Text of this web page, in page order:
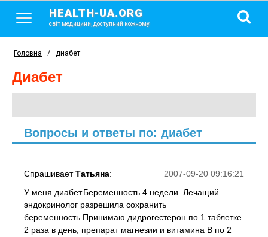
HEALTH-UA.ORG
світ медицини, доступний кожному
Головна / диабет
диабет
Вопросы и ответы по: диабет
2007-09-20 09:16:21
СпрашиваетТатьяна:
У меня диабет.Беременность 4 недели. Лечащий
эндокринолог разрешила сохранить
беременность.Принимаю дидрогестерон по 1 таблетке
2 раза в день, препарат магнезии и витамина В по 2